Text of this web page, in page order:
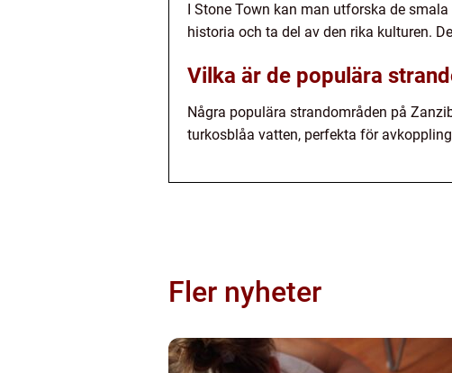
I Stone Town kan man utforska de
historia och ta del av den rika kulturen.
Vilka är de populära
Några populära strandområden på
turkosblåa vatten, perfekta för
Fler nyheter